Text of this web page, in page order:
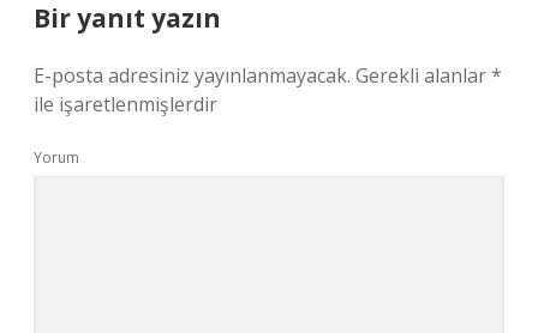
Bir yanıt yazın
E-posta adresiniz yayınlanmayacak. Gerekli alanlar*
ile işaretlenmişlerdir
Yorum